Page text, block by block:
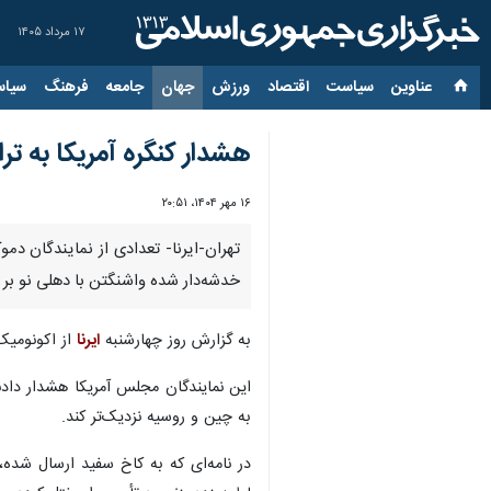
۱۷ مرداد ۱۴۰۵
عناوین‌ سیاست اقتصاد ورزش جهان جامعه فرهنگ
هشدار کنگره آمریکا
۱۶ مهر ۱۴۰۴، ۲۰:۵۱